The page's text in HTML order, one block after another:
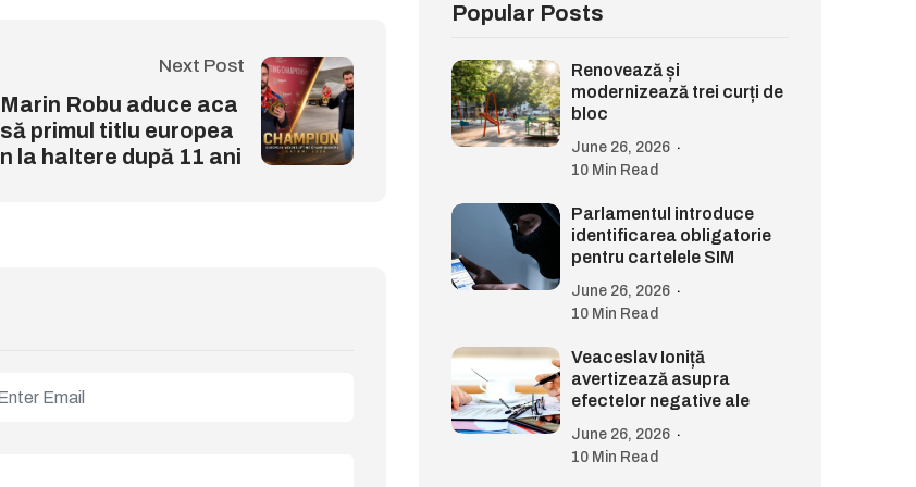
Next Post
Marin Robu aduce aca
să primul titlu europea
n la haltere după 11 ani
Popular Posts
Renovează și
modernizează trei curți de
bloc
June 26, 2026
10 Min Read
Parlamentul introduce
identificarea obligatorie
pentru cartelele SIM
June 26, 2026
10 Min Read
Veaceslav Ioniță
avertizează asupra
efectelor negative ale
June 26, 2026
10 Min Read